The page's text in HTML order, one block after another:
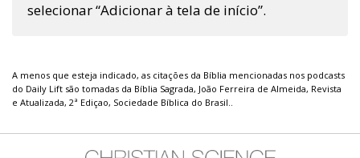
selecionar “Adicionar à tela de início”.
A menos que esteja indicado, as citações da Bíblia mencionadas nos podcasts
do Daily Lift são tomadas da Bíblia Sagrada, João Ferreira de Almeida, Revista
e Atualizada, 2ª Ediçao, Sociedade Bíblica do Brasil..